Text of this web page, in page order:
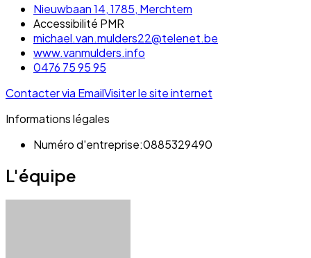
Nieuwbaan 14, 1785, Merchtem
Accessibilité PMR
michael.van.mulders22@telenet.be
www.vanmulders.info
0476 75 95 95
Contacter via EmailVisiter le site internet
Informations légales
Numéro d'entreprise:0885329490
L'équipe